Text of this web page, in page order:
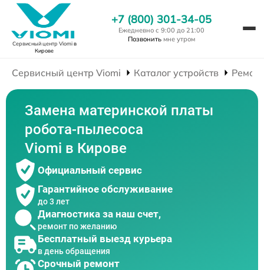
Сервисный центр Viomiв
Кирове
+7 (800) 301-34-05
Ежедневно с 9:00 до 21:00
Позвонить мне утром
Сервисный центр Viomi Каталог устройств
Замена материнской платы
робота-пылесоса
Viomi в Кирове
Официальный сервис
Гарантийное обслуживание
до 3 лет
Диагностика за наш счет,
ремонт по желанию
Бесплатный выезд курьера
в день обращения
Срочный ремонт